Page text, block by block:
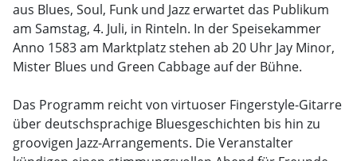
aus Blues, Soul, Funk und Jazz erwartet das Publikum
am Samstag, 4. Juli, in Rinteln. In der Speisekammer
Anno 1583 am Marktplatz stehen ab 20 Uhr Jay Minor,
Mister Blues und Green Cabbage auf der Bühne.
Das Programm reicht von virtuoser Fingerstyle-Gitarre
über deutschsprachige Bluesgeschichten bis hin zu
groovigen Jazz-Arrangements. Die Veranstalter